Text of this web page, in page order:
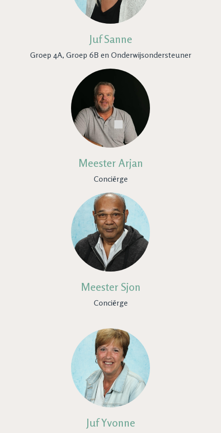
Juf Sanne
Groep 4A, Groep 6B en Onderwijsondersteuner
Meester Arjan
Conciërge
Meester Sjon
Conciërge
Juf Yvonne